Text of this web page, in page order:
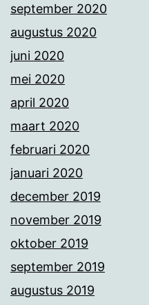
september 2020
augustus 2020
juni 2020
mei 2020
april 2020
maart 2020
februari 2020
januari 2020
december 2019
november 2019
oktober 2019
september 2019
augustus 2019